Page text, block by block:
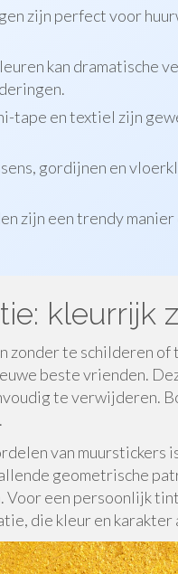
zijn perfect voor
kan dramatische
tape en textiel zijn
gordijnen en
zijn een trendy
kleurrijk
zonder te schilderen
beste vrienden.
te verwijderen.
van
geometrische
een persoonlijk
die kleur en karakter